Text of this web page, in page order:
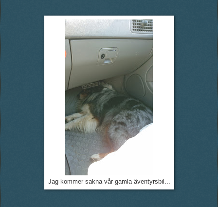
Jag kommer sakna vår gamla äventyrsbil...